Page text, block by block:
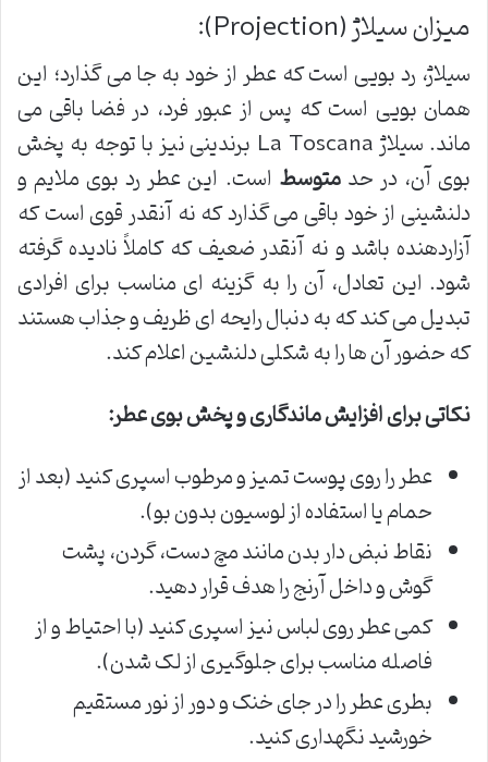
میزان سیلاژ (Projection):
سیلاژ، رد بویی است که عطر از خود به جا می گذارد؛ این
همان بویی است که پس از عبور فرد، در فضا باقی می
ماند. سیلاژ La Toscana برندینی نیز با توجه به پخش
بوی آن، در حدمتوسط است. این عطر رد بوی ملایم و
دلنشینی از خود باقی می گذارد که نه آنقدر قوی است که
آزاردهنده باشد و نه آنقدر ضعیف که کاملاً نادیده گرفته
شود. این تعادل، آن را به گزینه ای مناسب برای افرادی
تبدیل می کند که به دنبال رایحه ای ظریف و جذاب هستند
که حضور آن ها را به شکلی دلنشین اعلام کند.
نکاتی برای افزایش ماندگاری و پخش بوی عطر:
عطر را روی پوست تمیز و مرطوب اسپری کنید (بعد از
حمام یا استفاده از لوسیون بدون بو).
نقاط نبض دار بدن مانند مچ دست، گردن، پشت
گوش و داخل آرنج را هدف قرار دهید.
کمی عطر روی لباس نیز اسپری کنید (با احتیاط و از
فاصله مناسب برای جلوگیری از لک شدن).
بطری عطر را در جای خنک و دور از نور مستقیم
خورشید نگهداری کنید.